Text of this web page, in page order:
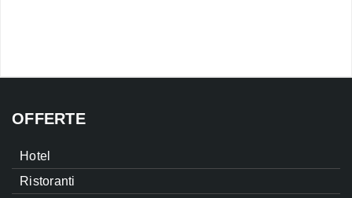
OFFERTE
Hotel
Ristoranti